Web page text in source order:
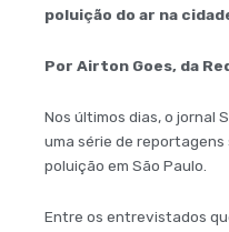
poluição do ar na
Por Airton Goes, da
Nos últimos dias, o jornal
uma série de
poluição em São Paulo.
Entre os entrevistados